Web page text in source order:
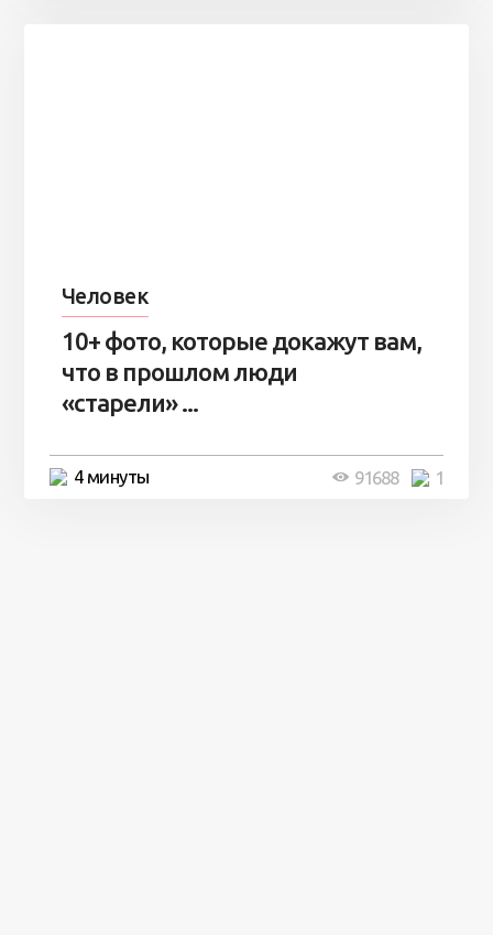
Человек
10+ фото, которые докажут вам,
что в прошлом люди
«старели» ...
4 минуты 1
91688